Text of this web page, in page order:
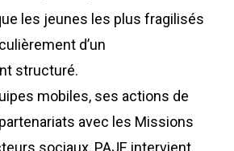
les jeunes les plus fragilisés
d’un
structuré.
mobiles, ses actions de
avec les Missions
sociaux, PAJE intervient